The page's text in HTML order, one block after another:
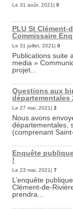
Le 31 août, 2021| 0
PLU St Clément-
Commissaire
Le 31 juillet, 2021| 0
Publications suite
media »
projet...
Questions aux
départementales
Le 27 mai, 2021| 2
Nous avons
départementales,
(comprenant
Enquête
!
Le 23 mai, 2021| 7
L’enquête
Clément-de-
prendra...